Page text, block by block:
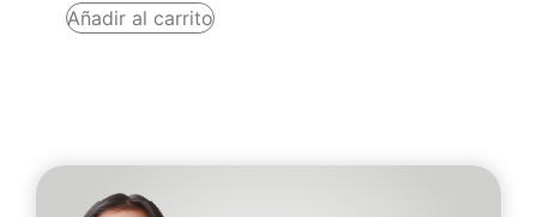
Añadir al carrito